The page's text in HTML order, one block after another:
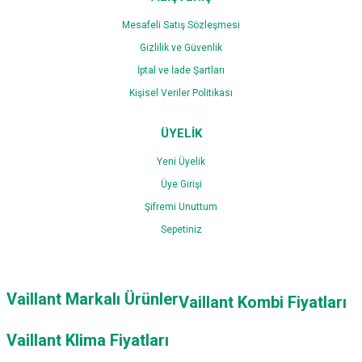
Mesafeli Satış Sözleşmesi
Gizlilik ve Güvenlik
İptal ve İade Şartları
Kişisel Veriler Politikası
ÜYELİK
Yeni Üyelik
Üye Girişi
Şifremi Unuttum
Sepetiniz
Vaillant Markalı ÜrünlerVaillant Kombi Fiyatları
Vaillant Klima Fiyatları